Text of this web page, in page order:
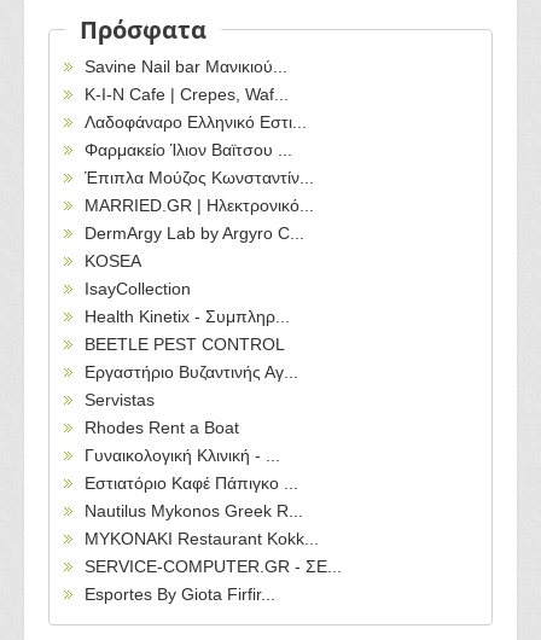
Πρόσφατα
Savine Nail bar Μανικιού...
Κ-Ι-Ν Cafe | Crepes, Waf...
Λαδοφάναρο Ελληνικό Εστι...
Φαρμακείο Ίλιον Βαϊτσου ...
Έπιπλα Μούζος Κωνσταντίν...
MARRIED.GR | Ηλεκτρονικό...
DermArgy Lab by Argyro C...
KOSEA
IsayCollection
Health Kinetix - Συμπληρ...
BEETLE PEST CONTROL
Εργαστήριο Βυζαντινής Αγ...
Servistas
Rhodes Rent a Boat
Γυναικολογική Κλινική - ...
Εστιατόριο Καφέ Πάπιγκο ...
Nautilus Mykonos Greek R...
MYKONAKI Restaurant Kokk...
SERVICE-COMPUTER.GR - ΣΕ...
Esportes By Giota Firfir...